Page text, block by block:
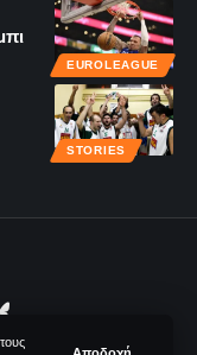
Αποδοχή
EUROLEAGUE
STORIES